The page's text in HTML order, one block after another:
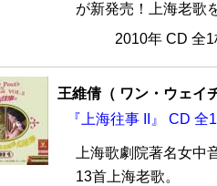
が新発売！上海老歌
2010年 CD 全1
王維倩（ ワン・ウェイ
『上海往事 II』 CD 全
上海歌劇院著名女中
13首上海老歌。